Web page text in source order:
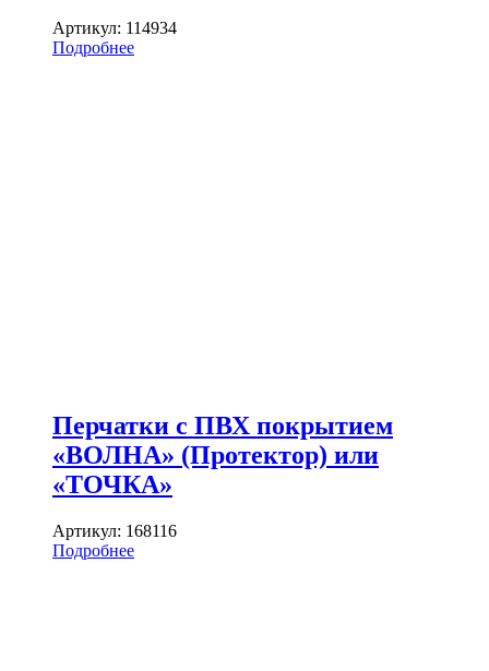
Артикул: 114934
Подробнее
Перчатки с ПВХ покрытием
«ВОЛНА» (Протектор) или
«ТОЧКА»
Артикул: 168116
Подробнее